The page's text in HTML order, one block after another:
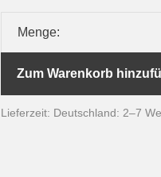
Menge:
Zum Warenkorb
Lieferzeit: Deutschland: 2–7